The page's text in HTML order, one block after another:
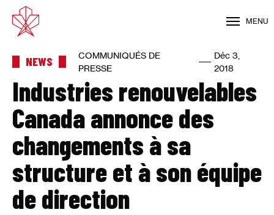
MENU
NEWS
COMMUNIQUÉS DE
PRESSE
Déc 3,
2018
Industries renouvelables
Canada annonce des
changements à sa
structure et à son équipe
de direction